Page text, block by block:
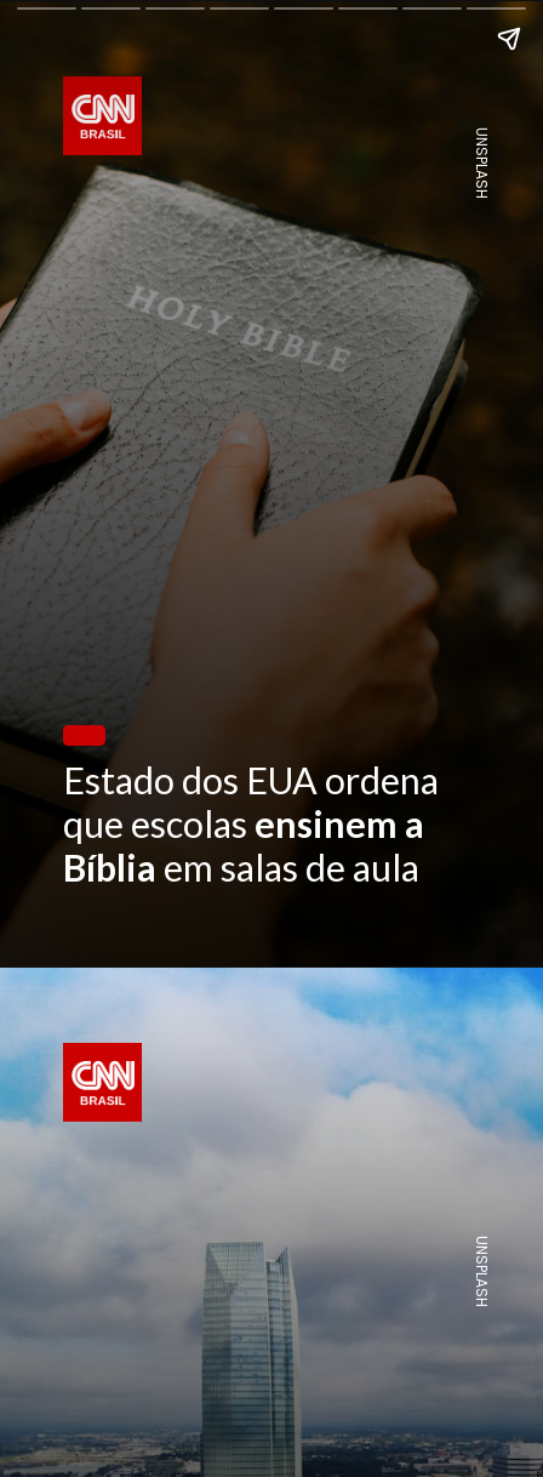
Estado dos EUA ordena
que escolas ensinem a
Bíblia em salas de aula
UNSPLASH
UNSPLASH